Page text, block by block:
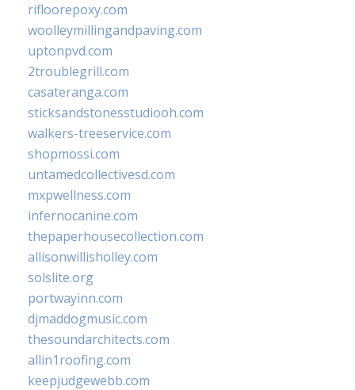
rifloorepoxy.com
woolleymillingandpaving.com
uptonpvd.com
2troublegrill.com
casateranga.com
sticksandstonesstudiooh.com
walkers-treeservice.com
shopmossi.com
untamedcollectivesd.com
mxpwellness.com
infernocanine.com
thepaperhousecollection.com
allisonwillisholley.com
solslite.org
portwayinn.com
djmaddogmusic.com
thesoundarchitects.com
allin1roofing.com
keepjudgewebb.com